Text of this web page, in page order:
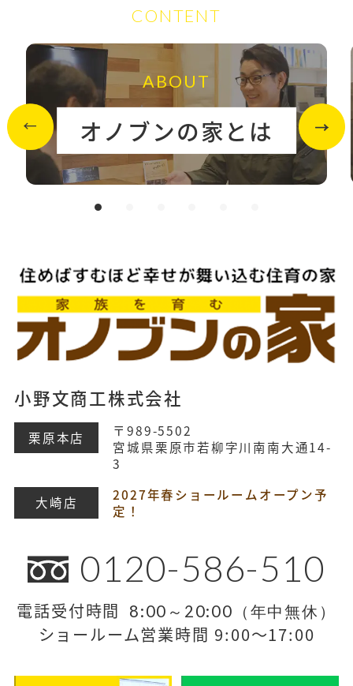
CONTENT
ABOUT
オノブンの家とは
小野文商工株式会社
栗原本店
〒989-5502
宮城県栗原市若柳字川南南大通14-
3
大崎店
2027年春ショールームオープン予
定！
0120-586-510
電話受付時間 8:00～20:00（年中無休）
ショールーム営業時間 9:00～17:00